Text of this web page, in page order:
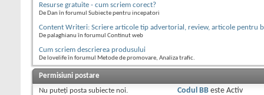
Resurse gratuite - cum scriem corect?
De Dan în forumul Subiecte pentru incepatori
Content Writeri: Scriere articole tip advertorial, review, articole pentru
De palaghianu în forumul Continut web
Cum scriem descrierea produsului
De lovelife în forumul Metode de promovare, Analiza trafic.
Permisiuni postare
Nu puteţi posta subiecte noi.
Codul BBeste Activ